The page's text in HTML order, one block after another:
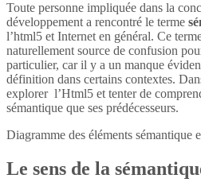
Toute personne impliquée dans la
développement a rencontré le terme
l’html5 et Internet en général. Ce
naturellement source de confusion
particulier, car il y a un manque
définition dans certains contextes.
explorer l’Html5 et tenter de
sémantique que ses prédécesseurs.
Diagramme des éléments sémantique
Le sens de la